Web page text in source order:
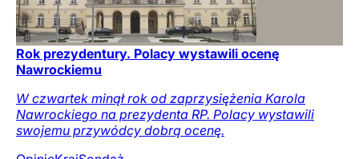
Rok prezydentury. Polacy wystawili ocenę
Nawrockiemu
W czwartek minął rok od zaprzysiężenia Karola
Nawrockiego na prezydenta RP. Polacy wystawili
swojemu przywódcy dobrą ocenę.